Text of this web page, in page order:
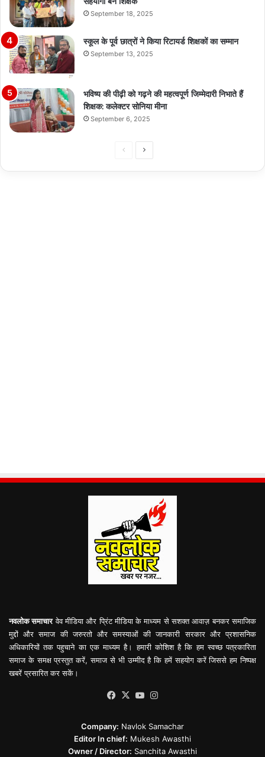
September 18, 2025
स्कूल के पूर्व छात्रों ने किया रिटायर्ड शिक्षकों का सम्मान
September 13, 2025
भविष्य की पीढ़ी को गढ़ने की महत्वपूर्ण जिम्मेदारी निभाते हैं
शिक्षक: कलेक्टर सोनिया मीना
September 6, 2025
PreviousNext
नवलोक समाचारवेव मीडिया और प्रिंट मीडिया के माध्यम से सशक्त आवाज़ बनकर समाजिक
मुद्दों और समाज की जरुरतो और समस्याओं की जानकारी सरकार और प्रशासनिक
अधिकारियों तक पहुचाने का एक माध्यम है। हमारी कोशिश है कि हम स्वच्छ पत्रकारिता
समाज के समक्ष प्रस्तुत करें, समाज से भी उम्मीद है कि हमें सहयोग करें जिससे हम निष्पक्ष
खबरें प्रसारित कर सकें।
Facebook
X YouTube
Company: Navlok Samachar
Editor In chief: Mukesh Awasthi
Owner / Director: Sanchita Awasthi